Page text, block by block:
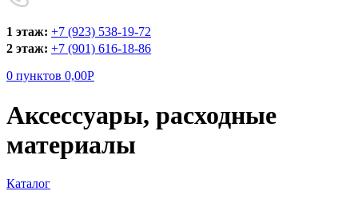
1 этаж: +7 (923) 538-19-72
2 этаж: +7 (901) 616-18-86
0 пунктов 0,00Р
Аксессуары, расходные
материалы
Каталог